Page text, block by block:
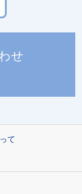
せ
て